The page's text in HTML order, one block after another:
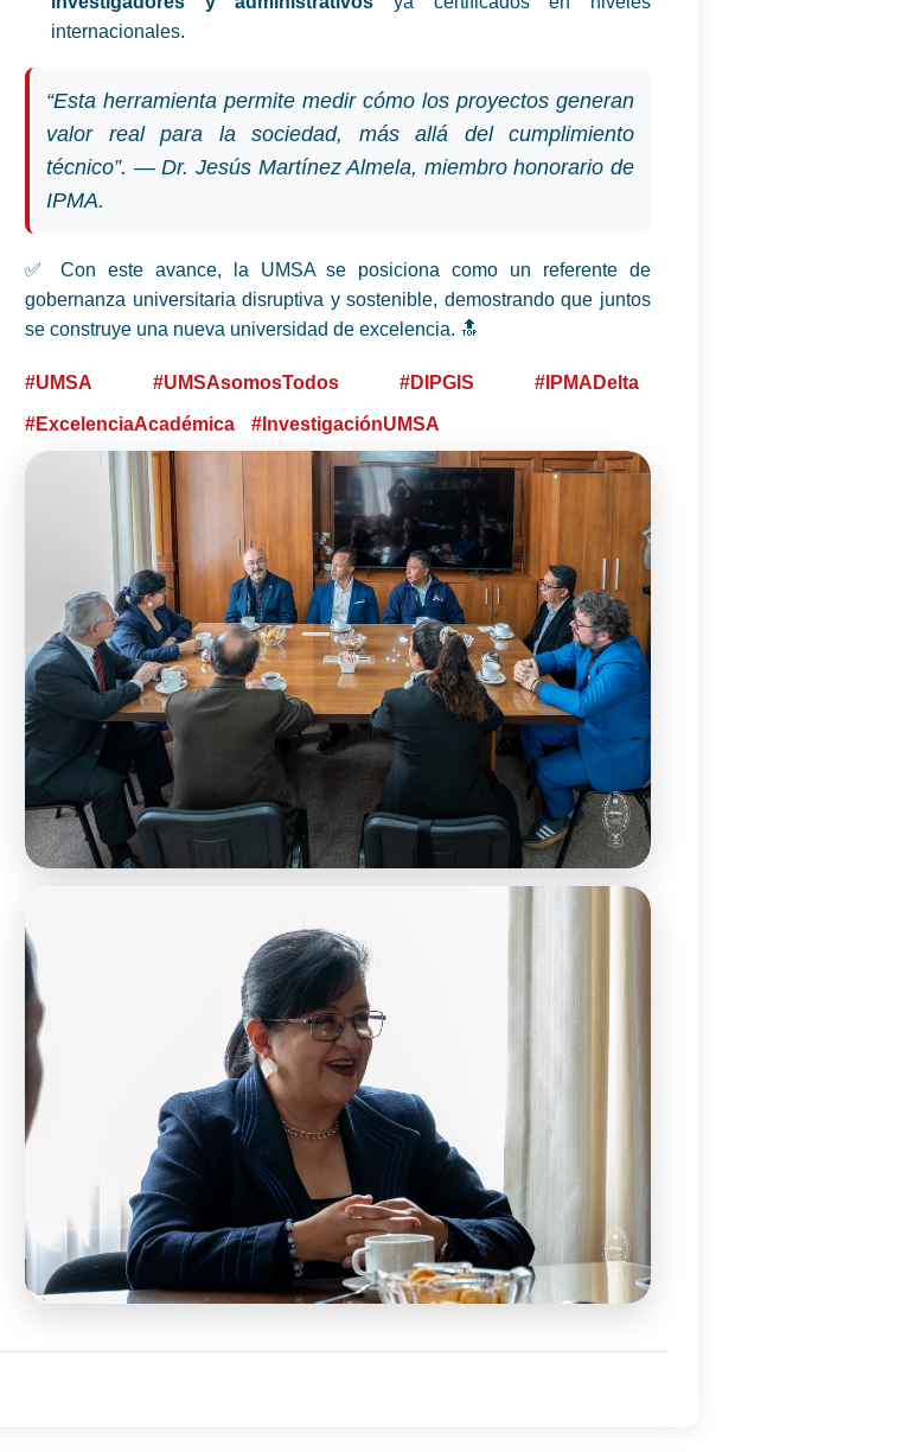
internacionales.
“Esta herramienta permite medir cómo los proyectos generan
valor real para la sociedad, más allá del cumplimiento
técnico”. — Dr. Jesús Martínez Almela, miembro honorario de
IPMA.
✅ Con este avance, la UMSA se posiciona como un referente de
gobernanza universitaria disruptiva y sostenible, demostrando que juntos
se construye una nueva universidad de excelencia. 🔝
#UMSA #UMSAsomosTodos #DIPGIS #IPMADelta
#ExcelenciaAcadémica #InvestigaciónUMSA